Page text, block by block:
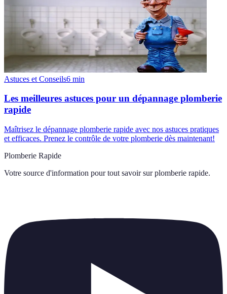
Astuces et Conseils6 min
Les meilleures astuces pour un dépannage plomberie
rapide
Maîtrisez le dépannage plomberie rapide avec nos astuces pratiques
et efficaces. Prenez le contrôle de votre plomberie dès maintenant!
Plomberie Rapide
Votre source d'information pour tout savoir sur plomberie rapide.